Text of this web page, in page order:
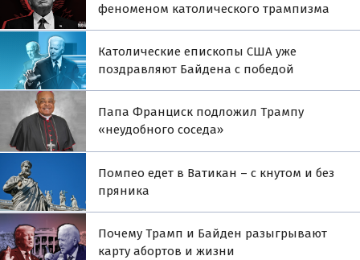
феноменом католического трампизма
Католические епископы США уже
поздравляют Байдена с победой
Папа Франциск подложил Трампу
«неудобного соседа»
Помпео едет в Ватикан – с кнутом и без
пряника
Почему Трамп и Байден разыгрывают
карту абортов и жизни